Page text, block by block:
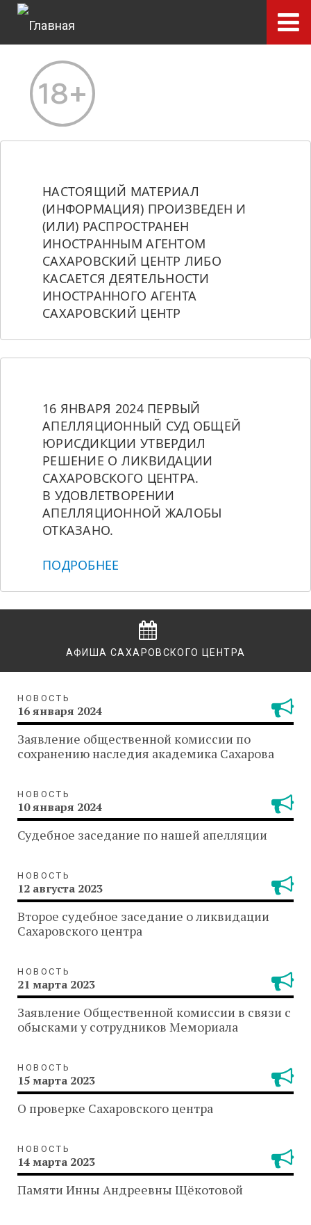
Перейти
основному
содержанию
НАСТОЯЩИЙ МАТЕРИАЛ
(ИНФОРМАЦИЯ) ПРОИЗВЕДЕН И
(ИЛИ) РАСПРОСТРАНЕН
ИНОСТРАННЫМ АГЕНТОМ
САХАРОВСКИЙ ЦЕНТР ЛИБО
КАСАЕТСЯ ДЕЯТЕЛЬНОСТИ
ИНОСТРАННОГО АГЕНТА
САХАРОВСКИЙ ЦЕНТР
16 ЯНВАРЯ 2024 ПЕРВЫЙ
АПЕЛЛЯЦИОННЫЙ СУД ОБЩЕЙ
ЮРИСДИКЦИИ УТВЕРДИЛ
РЕШЕНИЕ О ЛИКВИДАЦИИ
САХАРОВСКОГО ЦЕНТРА.
В УДОВЛЕТВОРЕНИИ
АПЕЛЛЯЦИОННОЙ ЖАЛОБЫ
ОТКАЗАНО.
ПОДРОБНЕЕ
АФИША САХАРОВСКОГО ЦЕНТРА
НОВОСТЬ
16 января 2024
Заявление общественной комиссии по
сохранению наследия академика Сахарова
НОВОСТЬ
10 января 2024
Судебное заседание по нашей апелляции
НОВОСТЬ
12 августа 2023
Второе судебное заседание о ликвидации
Сахаровского центра
НОВОСТЬ
21 марта 2023
Заявление Общественной комиссии в связи с
обысками у сотрудников Мемориала
НОВОСТЬ
15 марта 2023
О проверке Сахаровского центра
НОВОСТЬ
14 марта 2023
Памяти Инны Андреевны Щёкотовой